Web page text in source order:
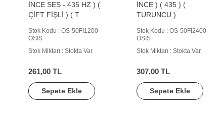
İNCE SES - 435 HZ ) (
ÇİFT FİŞLİ ) ( T
Stok Kodu : OS-50FI1200-
OSİS
Stok Miktarı : Stokta Var
261,00 TL
Sepete Ekle
İNCE ) ( 435 ) (
TURUNCU )
Stok Kodu : OS-50FI2400-
OSİS
Stok Miktarı : Stokta Var
307,00 TL
Sepete Ekle